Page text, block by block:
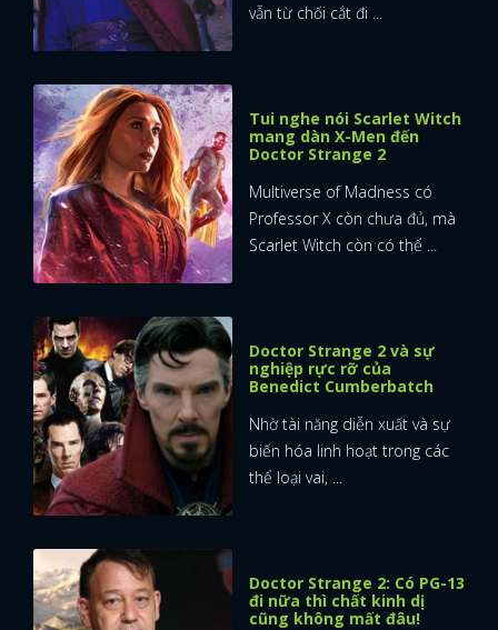
vẫn từ chối cắt đi ...
Tui nghe nói Scarlet Witch
mang dàn X-Men đến
Doctor Strange 2
Multiverse of Madness có
Professor X còn chưa đủ, mà
Scarlet Witch còn có thể ...
Doctor Strange 2 và sự
nghiệp rực rỡ của
Benedict Cumberbatch
Nhờ tài năng diễn xuất và sự
biến hóa linh hoạt trong các
thể loại vai, ...
Doctor Strange 2: Có PG-13
đi nữa thì chất kinh dị
cũng không mất đâu!